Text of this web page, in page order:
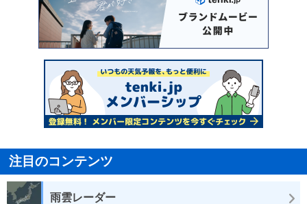
注目のコンテンツ
雨雲レーダー